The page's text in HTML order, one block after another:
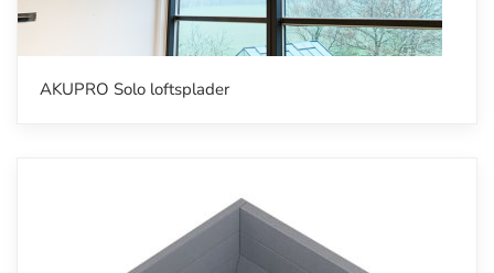
AKUPRO Solo loftsplader